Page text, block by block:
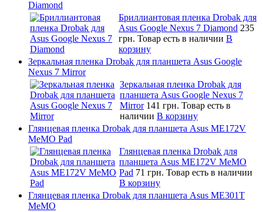
Diamond
Бриллиантовая пленка Drobak для
Asus Google Nexus 7 Diamond 235
грн. Товар есть в наличии В
корзину
Зеркальная пленка Drobak для планшета Asus Google
Nexus 7 Mirror
Зеркальная пленка Drobak для
планшета Asus Google Nexus 7
Mirror 141 грн. Товар есть в
наличии В корзину
Глянцевая пленка Drobak для планшета Asus ME172V
MeMO Pad
Глянцевая пленка Drobak для
планшета Asus ME172V MeMO
Pad 71 грн. Товар есть в наличии
В корзину
Глянцевая пленка Drobak для планшета Asus ME301T
MeMO